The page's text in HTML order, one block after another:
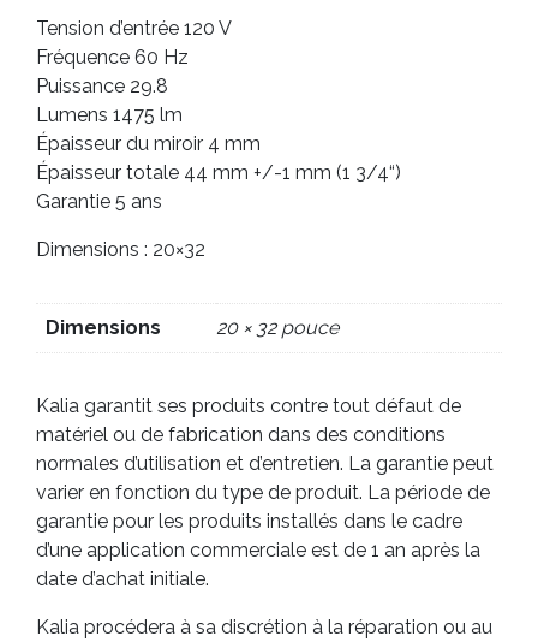
Tension d’entrée 120 V
Fréquence 60 Hz
Puissance 29.8
Lumens 1475 lm
Épaisseur du miroir 4 mm
Épaisseur totale 44 mm +/-1 mm (1 3/4“)
Garantie 5 ans
Dimensions : 20×32
Dimensions 20 × 32 pouce
Kalia garantit ses produits contre tout défaut de
matériel ou de fabrication dans des conditions
normales d’utilisation et d’entretien. La garantie peut
varier en fonction du type de produit. La période de
garantie pour les produits installés dans le cadre
d’une application commerciale est de 1 an après la
date d’achat initiale.
Kalia procédera à sa discrétion à la réparation ou au